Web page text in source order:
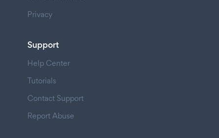
Privacy
Support
Help Center
Tutorials
Contact Support
Report Abuse